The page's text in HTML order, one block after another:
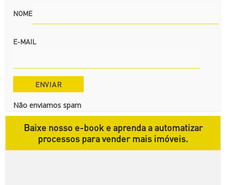
NOME
E-MAIL
Não enviamos spam
Baixe nosso e-book e aprenda a automatizar
processos para vender mais imóveis.